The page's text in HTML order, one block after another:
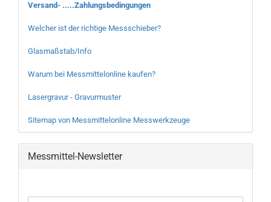
Versand- .....Zahlungsbedingungen
Welcher ist der richtige Messschieber?
Glasmaßstab/Info
Warum bei Messmittelonline kaufen?
Lasergravur - Gravurmuster
Sitemap von Messmittelonline Messwerkzeuge
Messmittel-Newsletter